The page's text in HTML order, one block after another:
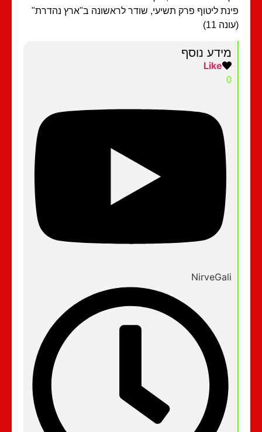
ליטוף פרק תשיעי, שודר לראשונה ב"ארץ נהדרת"
מידע נוסף
NirveGali